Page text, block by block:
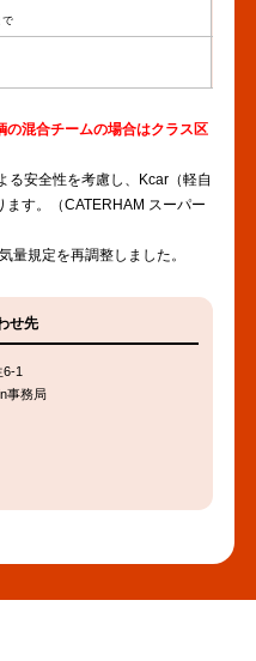
で
混合チームの場合はクラス区
る安全性を考慮し、Kcar（軽自
す。（CATERHAM スーパー
量規定を再調整しました。
せ先
6-1
事務局